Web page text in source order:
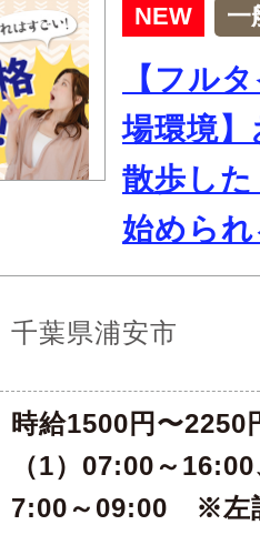
NEW 一
【フル
場環境
散歩し
始めら
千葉県浦安市
時給1500円〜2250
（1）07:00～
7:00～09:00 ※左